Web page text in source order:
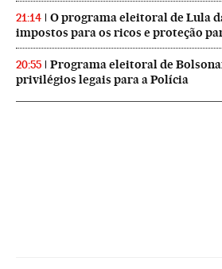
21:14
O programa eleitoral de Lula
impostos para os ricos e proteção
20:55
Programa eleitoral de
privilégios legais para a Polícia